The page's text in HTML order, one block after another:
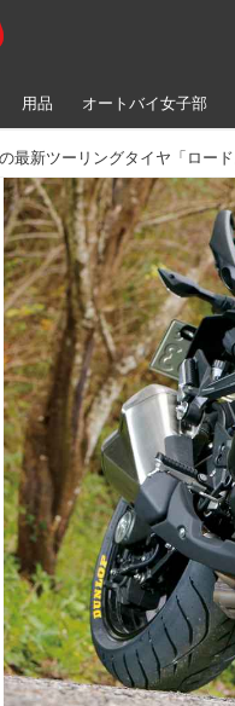
用品 オートバイ女子部